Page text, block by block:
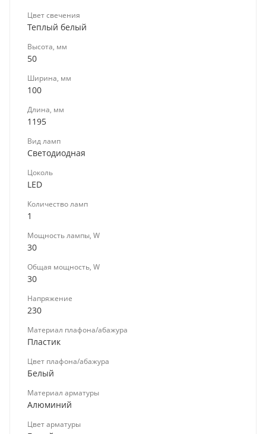
Цвет свечения
Теплый белый
Высота, мм
50
Ширина, мм
100
Длина, мм
1195
Вид ламп
Светодиодная
Цоколь
LED
Количество ламп
1
Мощность лампы, W
30
Общая мощность, W
30
Напряжение
230
Материал плафона/абажура
Пластик
Цвет плафона/абажура
Белый
Материал арматуры
Алюминий
Цвет арматуры